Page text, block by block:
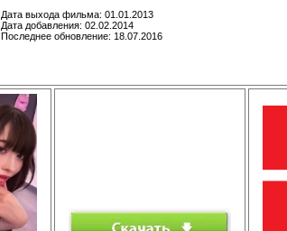
Дата выхода фильма: 01.01.2013
Дата добавления: 02.02.2014
Последнее обновление: 18.07.2016